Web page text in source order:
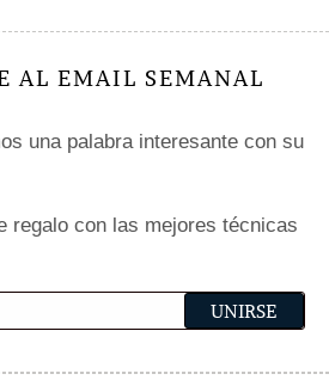
AL EMAIL SEMANAL
una palabra interesante con su
regalo con las mejores técnicas